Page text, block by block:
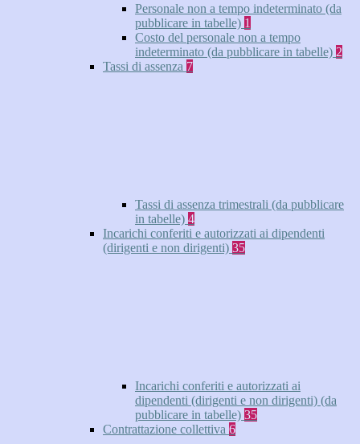
Personale non a tempo indeterminato (da
pubblicare in tabelle) 1
Costo del personale non a tempo
indeterminato (da pubblicare in tabelle) 2
Tassi di assenza 7
Tassi di assenza trimestrali (da pubblicare
in tabelle) 4
Incarichi conferiti e autorizzati ai dipendenti
(dirigenti e non dirigenti) 35
Incarichi conferiti e autorizzati ai
dipendenti (dirigenti e non dirigenti) (da
pubblicare in tabelle) 35
Contrattazione collettiva 6